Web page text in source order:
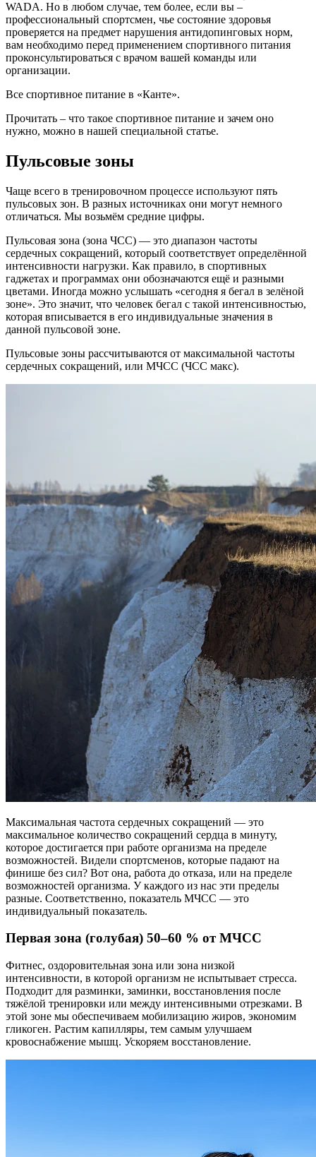
WADA. Но в любом случае, тем более, если вы –
профессиональный спортсмен, чье состояние здоровья
проверяется на предмет нарушения антидопинговых норм,
вам необходимо перед применением спортивного питания
проконсультироваться с врачом вашей команды или
организации.
Все спортивное питание в «Канте».
Прочитать – что такое спортивное питание и зачем оно
нужно, можно в нашей специальной статье.
Пульсовые зоны
Чаще всего в тренировочном процессе используют пять
пульсовых зон. В разных источниках они могут немного
отличаться. Мы возьмём средние цифры.
Пульсовая зона (зона ЧСС) — это диапазон частоты
сердечных сокращений, который соответствует определённой
интенсивности нагрузки. Как правило, в спортивных
гаджетах и программах они обозначаются ещё и разными
цветами. Иногда можно услышать «сегодня я бегал в зелёной
зоне». Это значит, что человек бегал с такой интенсивностью,
которая вписывается в его индивидуальные значения в
данной пульсовой зоне.
Пульсовые зоны рассчитываются от максимальной частоты
сердечных сокращений, или МЧСС (ЧСС макс).
Максимальная частота сердечных сокращений — это
максимальное количество сокращений сердца в минуту,
которое достигается при работе организма на пределе
возможностей. Видели спортсменов, которые падают на
финише без сил? Вот она, работа до отказа, или на пределе
возможностей организма. У каждого из нас эти пределы
разные. Соответственно, показатель МЧСС — это
индивидуальный показатель.
Первая зона (голубая) 50–60 % от МЧСС
Фитнес, оздоровительная зона или зона низкой
интенсивности, в которой организм не испытывает стресса.
Подходит для разминки, заминки, восстановления после
тяжёлой тренировки или между интенсивными отрезками. В
этой зоне мы обеспечиваем мобилизацию жиров, экономим
гликоген. Растим капилляры, тем самым улучшаем
кровоснабжение мышц. Ускоряем восстановление.